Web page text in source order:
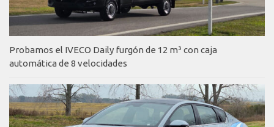
Probamos el IVECO Daily furgón de 12 m³ con caja
automática de 8 velocidades